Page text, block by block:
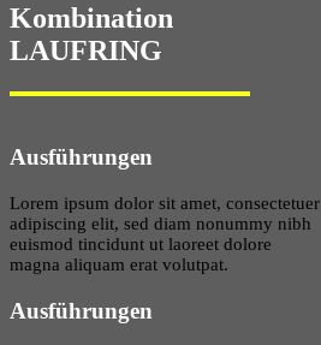
Kombination
LAUFRING
Ausführungen
Lorem ipsum dolor sit amet, consectetuer
adipiscing elit, sed diam nonummy nibh
euismod tincidunt ut laoreet dolore
magna aliquam erat volutpat.
Ausführungen